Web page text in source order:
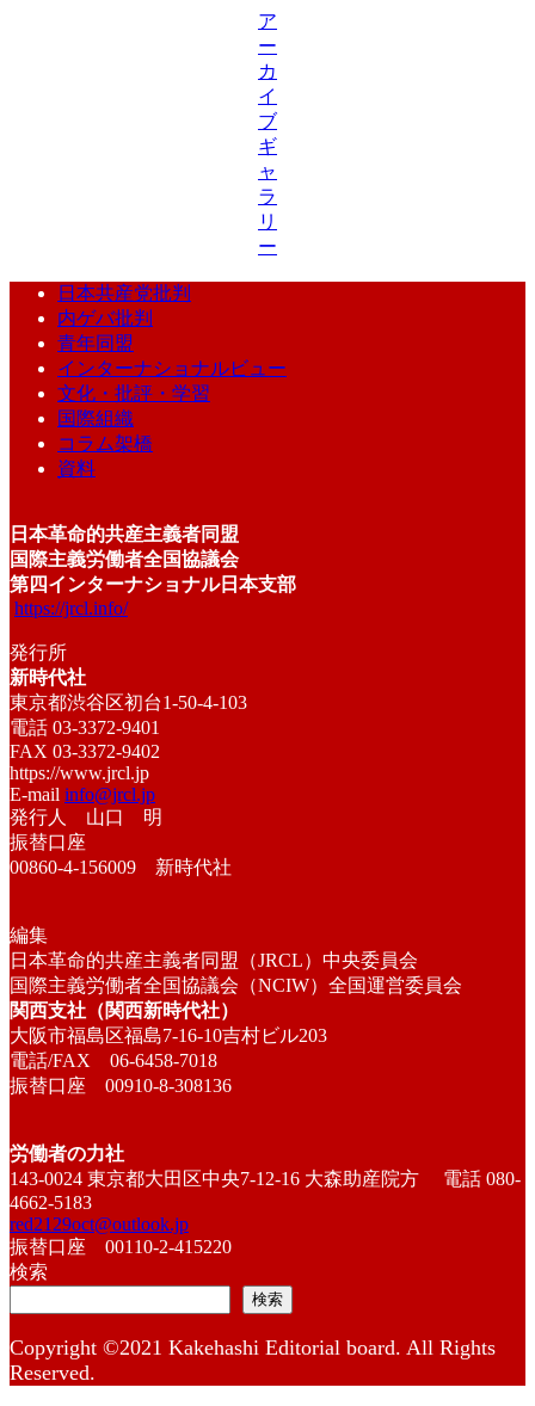
ア
ー
カ
イ
ブ
ギ
ャ
ラ
リ
ー
日本共産党批判
内ゲバ批判
青年同盟
インターナショナルビュー
文化・批評・学習
国際組織
コラム架橋
資料
日本革命的共産主義者同盟
国際主義労働者全国協議会
第四インターナショナル日本支部
https://jrcl.info/
発行所
新時代社
東京都渋谷区初台1-50-4-103
電話 03-3372-9401
FAX 03-3372-9402
https://www.jrcl.jp
E-mail info@jrcl.jp
発行人 山口 明
振替口座
00860-4-156009 新時代社
編集
日本革命的共産主義者同盟（JRCL）中央委員会
国際主義労働者全国協議会（NCIW）全国運営委員会
関西支社（関西新時代社）
大阪市福島区福島7-16-10吉村ビル203
電話/FAX 06-6458-7018
振替口座 00910-8-308136
労働者の力社
143-0024 東京都大田区中央7-12-16 大森助産院方 電話 080-
4662-5183
red2129oct@outlook.jp
振替口座 00110-2-415220
検索
検索
Copyright ©2021 Kakehashi Editorial board. All Rights
Reserved.